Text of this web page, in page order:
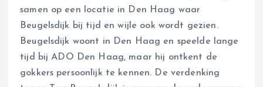
samen op een locatie in Den Haag waar
Beugelsdijk bij tijd en wijle ook wordt gezien.
Beugelsdijk woont in Den Haag en speelde lange
tijd bij ADO Den Haag, maar hij ontkent de
gokkers persoonlijk te kennen. De verdenking